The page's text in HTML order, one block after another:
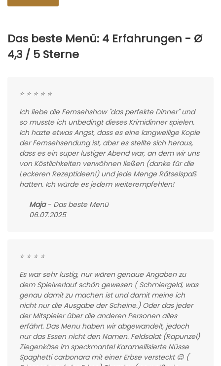
Das beste Menü: 4 Erfahrungen - Ø
4,3 / 5 Sterne
⭐ ⭐ ⭐ ⭐ ⭐
Ich liebe die Fernsehshow "das perfekte Dinner" und
so musste ich unbedingt dieses Krimidinner spielen.
Ich hazte etwas Angst, dass es eine langweilige Kopie
der Fernsehsendung ist, aber es stellte sich heraus,
dass es ein super lustiger Abend war, an dem wir uns
von Köstlichkeiten verwöhnen ließen (danke für die
Leckeren Rezeptideen!) und jede Menge Rätselspaß
hatten. Ich würde es jedem weiterempfehlen!
Maja- Das beste Menü
06.07.2025
⭐ ⭐ ⭐ ⭐
Es war sehr lustig, nur wären genaue Angaben zu
dem Spielverlauf schön gewesen ( Schmiergeld, was
genau damit zu machen ist und damit meine ich
nicht nur die Ausgabe der Scheine.) Oder das jeder
der Mitspieler über die anderen Personen alles
erfährt. Das Menu haben wir abgewandelt, jedoch
nur das Essen nicht den Namen. Feldsalat (Rapunzel)
Ziegenkäse im speckmantel Karamellisierte Nüsse
Spaghetti carbonara mit einer Erbse versteckt 😉 (